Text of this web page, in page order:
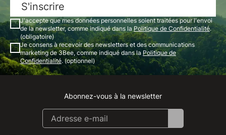
S'inscrire
J'accepte que mes données personnelles soient traitées pour l'envoi
de la newsletter, comme indiqué dans la Politique de Confidentialité.
(obligatoire)
Je consens à recevoir des newsletters et des communications
marketing de 3Bee, comme indiqué dans la Politique de
Confidentialité. (optionnel)
Instagram
Facebook
Linkedin
Youtube
Abonnez-vous à la newsletter